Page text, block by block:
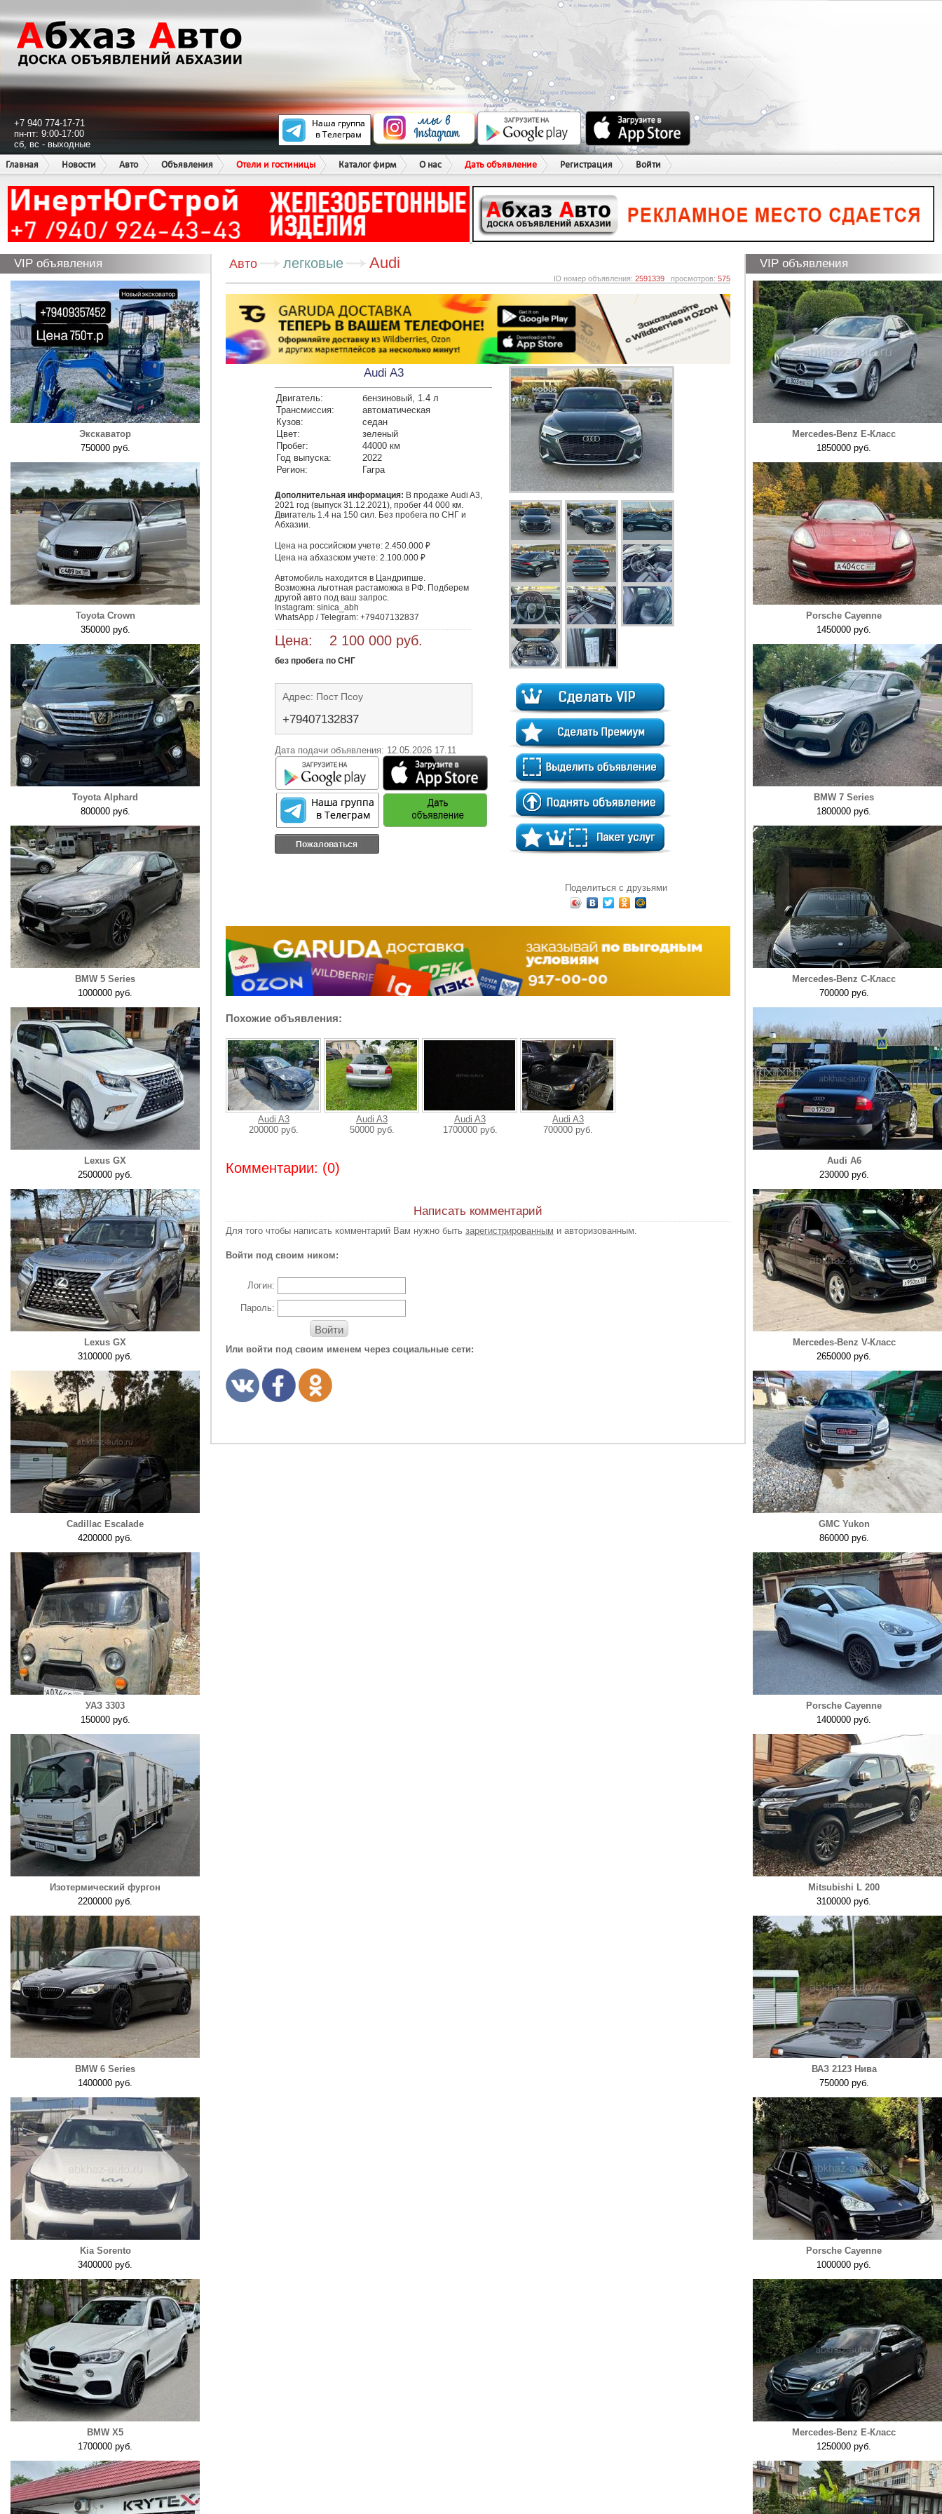
+7 940 774-17-71
пн-пт: 9:00-17:00
сб, вс - выходные
Главная
Новости Авто Объявления Отели и гостиницы Каталог фирм О нас Дать объявление Регистрация Войти
VIP объявления
Экскаватор
750000 руб.
Toyota Crown
350000 руб.
Toyota Alphard
800000 руб.
BMW 5 Series
1000000 руб.
Lexus GX
2500000 руб.
Lexus GX
3100000 руб.
Cadillac Escalade
4200000 руб.
УАЗ 3303
150000 руб.
Изотермический фургон
2200000 руб.
BMW 6 Series
1400000 руб.
Kia Sorento
3400000 руб.
BMW X5
1700000 руб.
Авто легковые Audi
ID номер объявления: 2591339 просмотров: 575
Audi A3
Двигатель:
бензиновый, 1.4 л
Трансмиссия:
автоматическая
Кузов:
седан
Цвет:
зеленый
Пробег:
44000 км
Год выпуска:
2022
Регион:
Гагра
Дополнительная информация: В продаже Audi A3,
2021 год (выпуск 31.12.2021), пробег 44 000 км.
Двигатель 1.4 на 150 сил. Без пробега по СНГ и
Абхазии.
Цена на российском учете: 2.450.000 ₽
Цена на абхазском учете: 2.100.000 ₽
Автомобиль находится в Цандрипше.
Возможна льготная растаможка в РФ. Подберем
другой авто под ваш запрос.
Instagram: sinica_abh
WhatsApp / Telegram: +79407132837
Цена: 2 100 000 руб.
без пробега по СНГ
Адрес: Пост Псоу
+79407132837
Дата подачи объявления: 12.05.2026 17.11
Пожаловаться
Поделиться с друзьями
Похожие объявления:
Audi A3
200000 руб.
Audi A3
50000 руб.
Audi A3
1700000 руб.
Audi A3
700000 руб.
Комментарии: (0)
Написать комментарий
Для того чтобы написать комментарий Вам нужно быть зарегистрированным и авторизованным.
Войти под своим ником:
Логин:
Пароль:
Войти
Или войти под своим именем через социальные сети:
VIP объявления
Mercedes-Benz E-Класс
1850000 руб.
Porsche Cayenne
1450000 руб.
BMW 7 Series
1800000 руб.
Mercedes-Benz C-Класс
700000 руб.
Audi A6
230000 руб.
Mercedes-Benz V-Класс
2650000 руб.
GMC Yukon
860000 руб.
Porsche Cayenne
1400000 руб.
Mitsubishi L 200
3100000 руб.
ВАЗ 2123 Нива
750000 руб.
Porsche Cayenne
1000000 руб.
Mercedes-Benz E-Класс
1250000 руб.